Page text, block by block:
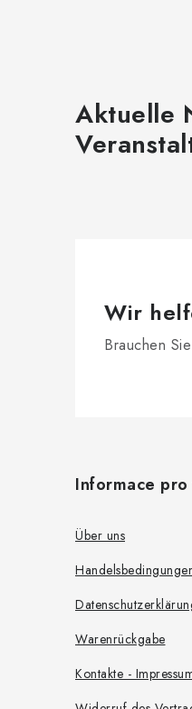
e
Aktuelle
Wir
Brauchen
Informace pro
Über uns
Warenrückgabe
Kontakte -